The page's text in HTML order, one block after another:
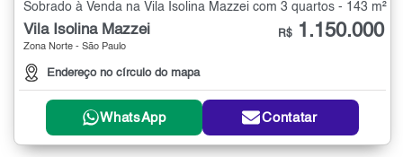
Sobrado à Venda na Vila Isolina Mazzei com 3 quartos - 143 m²
Vila Isolina Mazzei
Zona Norte - São Paulo
Endereço no círculo do mapa
R$ 1.150.000
WhatsApp Contatar